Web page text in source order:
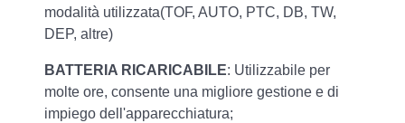
modalità utilizzata(TOF, AUTO, PTC, DB, TW,
DEP, altre)
BATTERIA RICARICABILE: Utilizzabile per
molte ore, consente una migliore gestione e di
impiego dell'apparecchiatura;